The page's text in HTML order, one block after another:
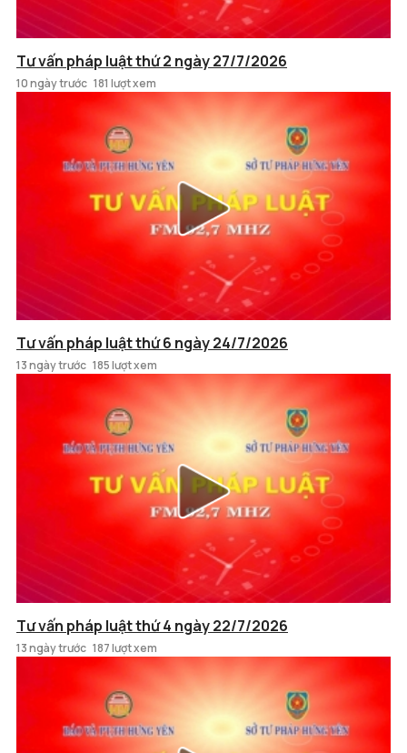
Tư vấn pháp luật thứ 2 ngày 27/7/2026
10 ngày trước 181 lượt xem
Tư vấn pháp luật thứ 6 ngày 24/7/2026
13 ngày trước 185 lượt xem
Tư vấn pháp luật thứ 4 ngày 22/7/2026
13 ngày trước 187 lượt xem